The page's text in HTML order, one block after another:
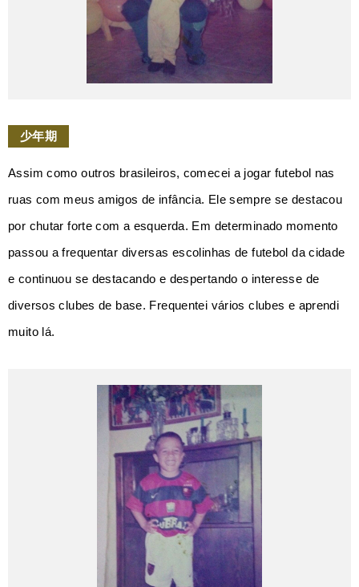
少年期
Assim como outros brasileiros, comecei a jogar futebol nas
ruas com meus amigos de infância. Ele sempre se destacou
por chutar forte com a esquerda. Em determinado momento
passou a frequentar diversas escolinhas de futebol da cidade
e continuou se destacando e despertando o interesse de
diversos clubes de base. Frequentei vários clubes e aprendi
muito lá.